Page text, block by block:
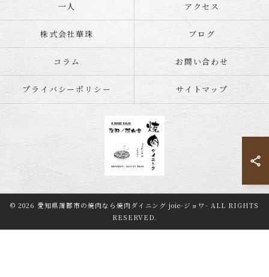
0533-79-4793 ご予約はこちら
一人 アクセス
株式会社華珠 ブログ
コラム お問い合わせ
プライバシーポリシー サイトマップ
© 2026 愛知県蒲郡市の焼肉なら焼肉ダイニング joie-ジョワ- ALL RIGHTS
RESERVED.